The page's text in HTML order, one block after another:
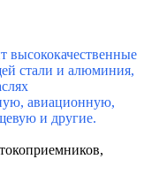
высококачественные
стали и алюминия,
авиационную,
и другие.
токоприемников,